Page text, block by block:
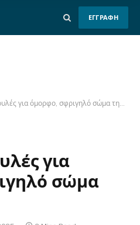
ΕΓΓΡΑΦΗ
για όμορφο, σφριγηλό σώμα την Άνοιξη
για
σώμα